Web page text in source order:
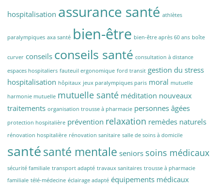
hospitalisation assurance santé athlètes
paralympiques axa santé bien-être bien-être après 60 ans boîte
curver conseils conseils santé consultation à distance
espaces hospitaliers fauteuil ergonomique ford transit gestion du stress
hospitalisation hôpitaux jeux paralympiques paris moral mutuelle
harmonie mutuelle mutuelle santé méditation nouveaux
traitements organisation trousse à pharmacie personnes âgées
protection hospitalière prévention relaxation remèdes naturels
rénovation hospitalière rénovation sanitaire salle de soins à domicile
santésanté mentale seniors soins médicaux
sécurité familiale transport adapté travaux sanitaires trousse à pharmacie
familiale télé-médecine éclairage adapté équipements médicaux